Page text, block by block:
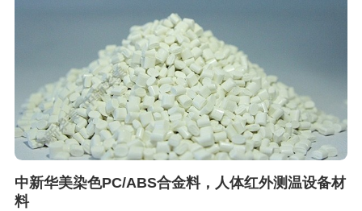
中新华美染色PC/ABS合金料，人体红外测温设备材
料